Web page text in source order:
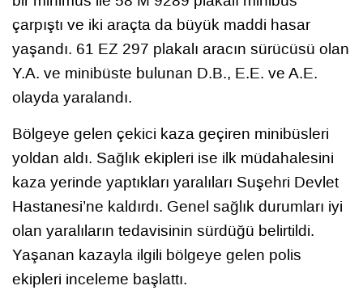
çarpıştı ve iki araçta da büyük maddi hasar
yaşandı. 61 EZ 297 plakalı aracın sürücüsü olan
Y.A. ve minibüste bulunan D.B., E.E. ve A.E.
olayda yaralandı.
Bölgeye gelen çekici kaza geçiren minibüsleri
yoldan aldı. Sağlık ekipleri ise ilk müdahalesini
kaza yerinde yaptıkları yaralıları Suşehri Devlet
Hastanesi’ne kaldırdı. Genel sağlık durumları iyi
olan yaralıların tedavisinin sürdüğü belirtildi.
Yaşanan kazayla ilgili bölgeye gelen polis
ekipleri inceleme başlattı.